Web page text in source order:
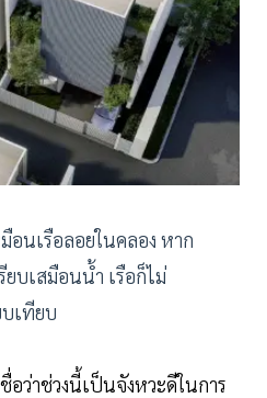
อนเรือลอยในคลอง หาก
ยบเสมือนน้ำ เรือก็ไม่
บเทียบ
อว่าช่วงนี้เป็นจังหวะดีในการ